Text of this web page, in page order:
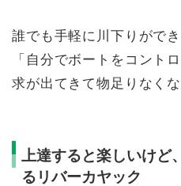
誰でも手軽に川下りがで
「自分でボートをコント
求が出てきて物足りなくな
上達すると楽しいけど
るリバーカヤック